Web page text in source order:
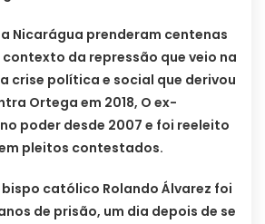
Nicarágua prenderam centenas
da repressão que veio na
crise política e social que derivou
Ortega em 2018, O ex-
poder desde 2007 e foi reeleito
pleitos contestados.
católico Rolando Álvarez foi
de prisão, um dia depois de se